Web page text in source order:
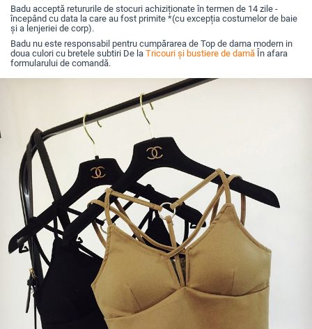
Badu acceptă retururile de stocuri achiziționate în termen de 14 zile -
începând cu data la care au fost primite *(cu excepția costumelor de baie
și a lenjeriei de corp).
Badu nu este responsabil pentru cumpărarea de Top de dama modern in
doua culori cu bretele subtiri De la Tricouri și bustiere de damă În afara
formularului de comandă.